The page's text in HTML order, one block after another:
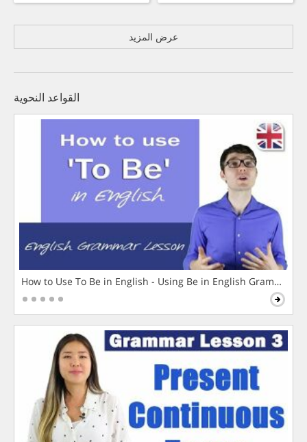
عرض المزيد
القواعد النحوية
How to Use To Be in English - Using Be in English Grammar